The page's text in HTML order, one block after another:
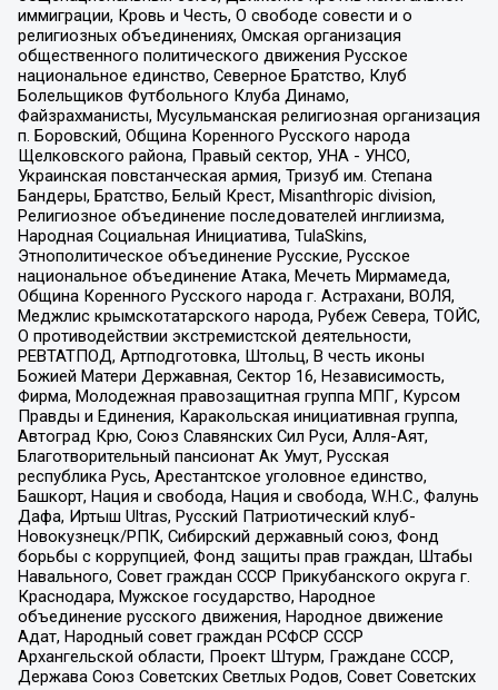
иммиграции, Кровь и Честь, О свободе совести и о
религиозных объединениях, Омская организация
общественного политического движения Русское
национальное единство, Северное Братство, Клуб
Болельщиков Футбольного Клуба Динамо,
Файзрахманисты, Мусульманская религиозная организация
п. Боровский, Община Коренного Русского народа
Щелковского района, Правый сектор, УНА - УНСО,
Украинская повстанческая армия, Тризуб им. Степана
Бандеры, Братство, Белый Крест, Misanthropic division,
Религиозное объединение последователей инглиизма,
Народная Социальная Инициатива, TulaSkins,
Этнополитическое объединение Русские, Русское
национальное объединение Атака, Мечеть Мирмамеда,
Община Коренного Русского народа г. Астрахани, ВОЛЯ,
Меджлис крымскотатарского народа, Рубеж Севера, ТОЙС,
О противодействии экстремистской деятельности,
РЕВТАТПОД, Артподготовка, Штольц, В честь иконы
Божией Матери Державная, Сектор 16, Независимость,
Фирма, Молодежная правозащитная группа МПГ, Курсом
Правды и Единения, Каракольская инициативная группа,
Автоград Крю, Союз Славянских Сил Руси, Алля-Аят,
Благотворительный пансионат Ак Умут, Русская
республика Русь, Арестантское уголовное единство,
Башкорт, Нация и свобода, Нация и свобода, W.H.С., Фалунь
Дафа, Иртыш Ultras, Русский Патриотический клуб-
Новокузнецк/РПК, Сибирский державный союз, Фонд
борьбы с коррупцией, Фонд защиты прав граждан, Штабы
Навального, Совет граждан СССР Прикубанского округа г.
Краснодара, Мужское государство, Народное
объединение русского движения, Народное движение
Адат, Народный совет граждан РСФСР СССР
Архангельской области, Проект Штурм, Граждане СССР,
Держава Союз Советских Светлых Родов, Совет Советских